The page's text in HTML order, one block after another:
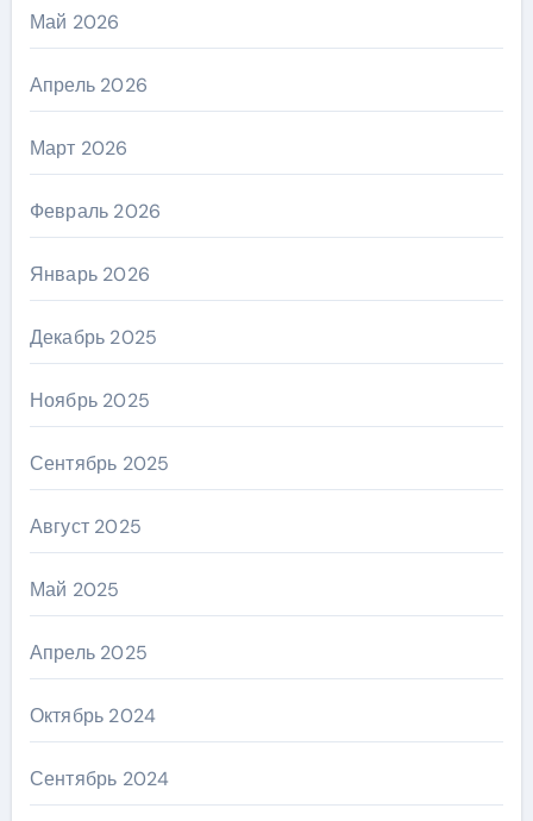
Май 2026
Апрель 2026
Март 2026
Февраль 2026
Январь 2026
Декабрь 2025
Ноябрь 2025
Сентябрь 2025
Август 2025
Май 2025
Апрель 2025
Октябрь 2024
Сентябрь 2024